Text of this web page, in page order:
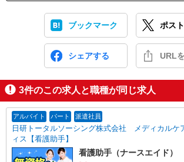
ブックマーク ポス
シェアする URL
3件のこの求人と職種が同じ求人
アルバイト パート 派遣社員
日研トータルソーシング株式会社 メディカルケ
ィス【看護助手】
看護助手（ナースエイド）